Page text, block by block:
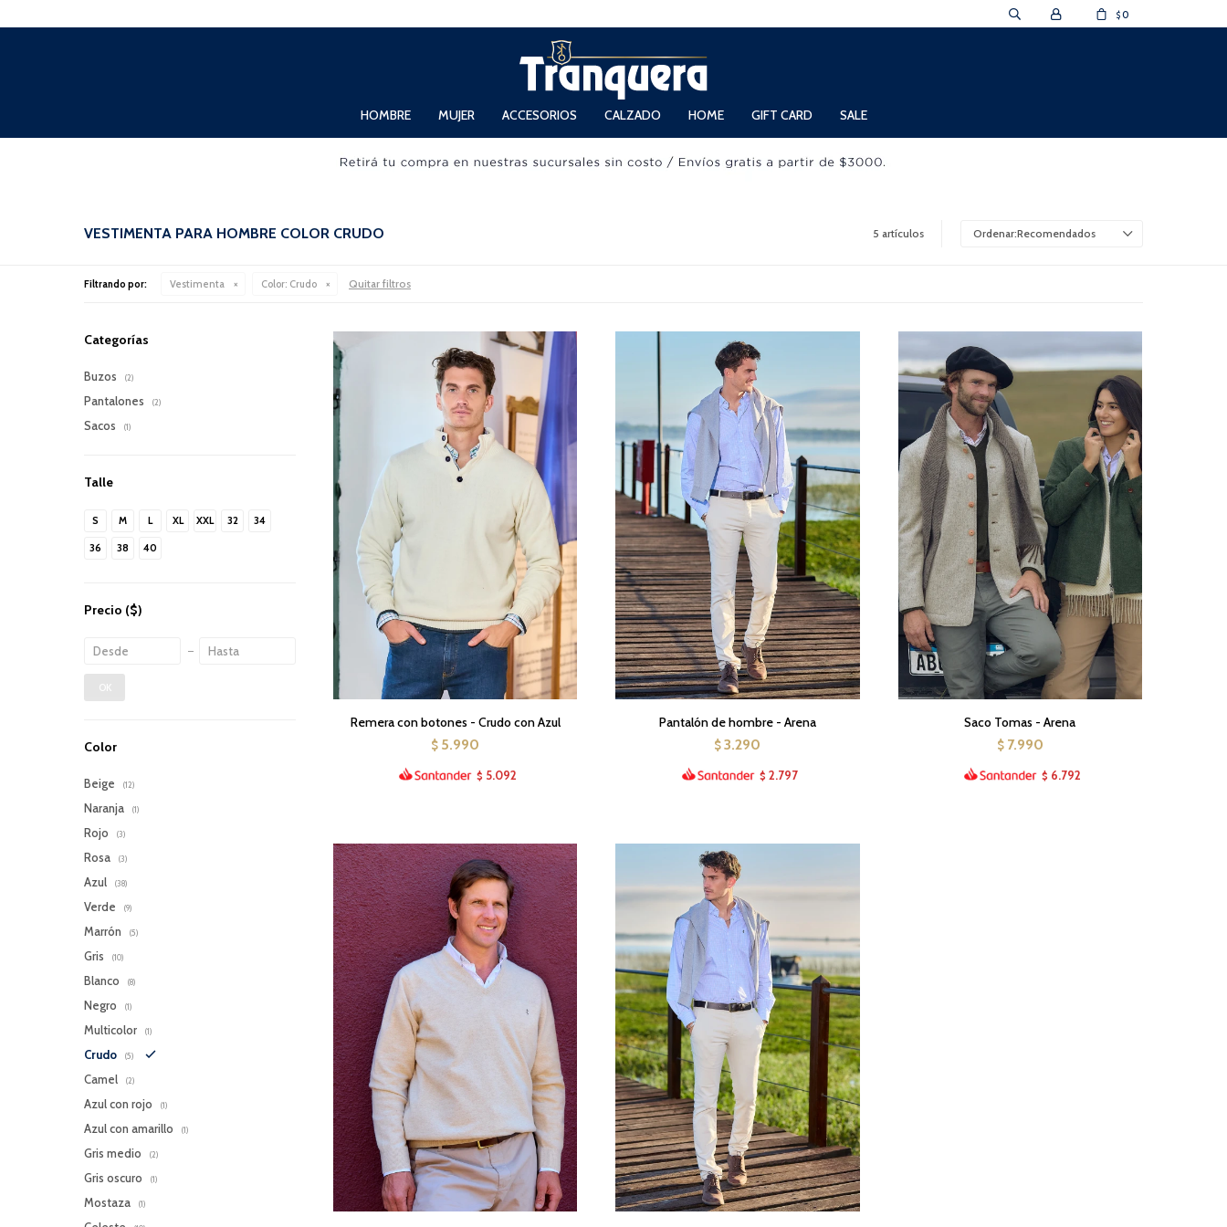
HOMBRE MUJER ACCESORIOS CALZADO HOME GIFT CARD SALE
$ 0
VESTIMENTA PARA HOMBRE COLOR CRUDO 5 artículos Recomendados
Filtrando por: Vestimenta Color: Crudo Quitar filtros
Remera con botones - Crudo con Azul
$ 5.990
$ 5.092
Pantalón de hombre - Arena
$ 3.290
$ 2.797
Saco Tomas - Arena
$ 7.990
$ 6.792
Categorías
Buzos (2)
Pantalones (2)
Sacos (1)
Talle
S M L XL XXL 32 34
36 38 40
Precio ($)
OK
Color
Beige (12)
Naranja (1)
Rojo (3)
Rosa (3)
Azul (38)
Verde (9)
Marrón (5)
Gris (10)
Blanco (8)
Negro (1)
Multicolor (1)
Crudo (5)
Camel (2)
Azul con rojo (1)
Azul con amarillo (1)
Gris medio (2)
Gris oscuro (1)
Mostaza (1)